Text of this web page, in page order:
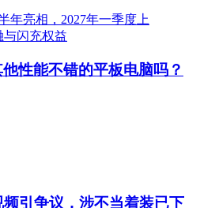
性能不错的平板电脑吗？
引争议，涉不当着装已下